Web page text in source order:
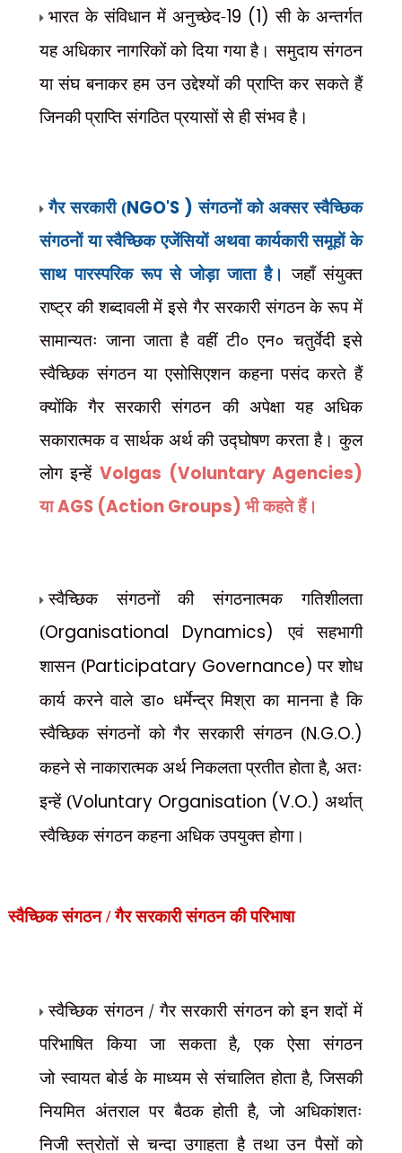
भारत के संविधान में अनुच्छेद-19 (1)सी के अन्तर्गत
यह अधिकार नागरिकों को दिया गया है। समुदाय संगठन
या संघ बनाकर हम उन उद्देश्यों की प्राप्ति कर सकते हैं
जिनकी प्राप्ति संगठित प्रयासों से ही संभव है।
गैर सरकारी (NGO'S )संगठनों को अक्सर स्वैच्छिक
संगठनों या स्वैच्छिक एजेंसियों अथवा कार्यकारी समूहों के
साथ पारस्परिक रूप से जोड़ा जाता है।जहाँ संयुक्त
राष्ट्र की शब्दावली में इसे गैर सरकारी संगठन के रूप में
सामान्यतः जाना जाता है वहीं टी० एन० चतुर्वेदी इसे
स्वैच्छिक संगठन या एसोसिएशन कहना पसंद करते हैं
क्योंकि गैर सरकारी संगठन की अपेक्षा यह अधिक
सकारात्मक व सार्थक अर्थ की उद्घोषण करता है। कुल
लोग इन्हें Volgas (Voluntary Agencies)
याAGS (Action Groups) भी कहते हैं।
स्वैच्छिक संगठनों की संगठनात्मक गतिशीलता
(Organisational Dynamics)एवं सहभागी
शासन (Participatary Governance)पर शोध
कार्य करने वाले डा० धर्मेन्द्र मिश्रा का मानना है कि
स्वैच्छिक संगठनों को गैर सरकारी संगठन (N.G.O.)
कहने से नाकारात्मक अर्थ निकलता प्रतीत होता है,अतः
इन्हें (Voluntary Organisation (V.O.)अर्थात्
स्वैच्छिक संगठन कहना अधिक उपयुक्त होगा।
स्वैच्छिक संगठन / गैर सरकारी संगठन की परिभाषा
स्वैच्छिक संगठन / गैर सरकारी संगठन को इन शदों में
परिभाषित किया जा सकता है,एक ऐसा संगठन
जोस्वायत बोर्ड के माध्यम से संचालित होता है,जिसकी
नियमित अंतराल पर बैठक होती है,जो अधिकांशतः
निजीस्त्रोतों से चन्दा उगाहता है तथा उन पैसों को